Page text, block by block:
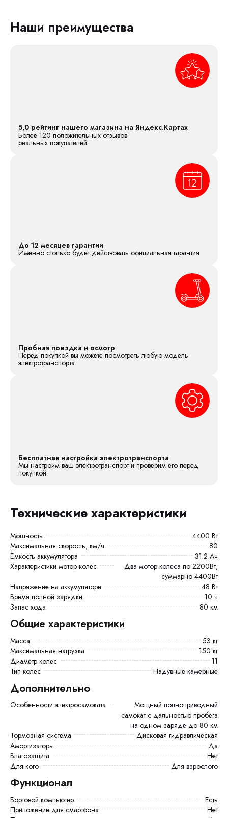
Наши преимущества
5,0 рейтинг нашего магазина на Яндекс.Картах
Более 120 положительных отзывов
реальных покупателей
До 12 месяцев гарантии
Именно столько будет действовать официальная гарантия
Пробная поездка и осмотр
Перед покупкой вы можете посмотреть любую модель
электротранспорта
Бесплатная настройка электротранспорта
Мы настроим ваш электротранспорт и проверим его перед
покупкой
Технические характеристики
Мощность
4400 Вт
Максимальная скорость, км/ч
80
Ёмкость аккумулятора
31.2 Ач
Характеристики мотор-колёс
Два мотор-колеса по 2200Вт,
суммарно 4400Вт
Напряжение на аккумуляторе
48 Вт
Время полной зарядки
10 ч
Запас хода
80 км
Общие характеристики
Масса
53 кг
Максимальная нагрузка
150 кг
Диаметр колес
11
Тип колёс
Надувные камерные
Дополнительно
Особенности электросамоката
Мощный полноприводный
самокат с дальностью пробега
на одном заряде до 80 км
Тормозная система
Дисковая гидравлическая
Амортизаторы
Да
Влагозащита
Нет
Для кого
Для взрослого
Функционал
Бортовой компьютер
есть
Приложение для смартфона
Нет